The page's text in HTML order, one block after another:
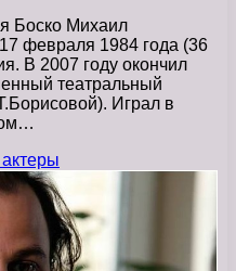
Боско Михаил
февраля 1984 года (36
В 2007 году окончил
театральный
Играл в